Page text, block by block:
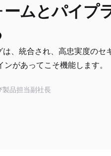
ムとパイプ
、統合され、高忠実度のセ
があってこそ機能します。
製品担当副社長